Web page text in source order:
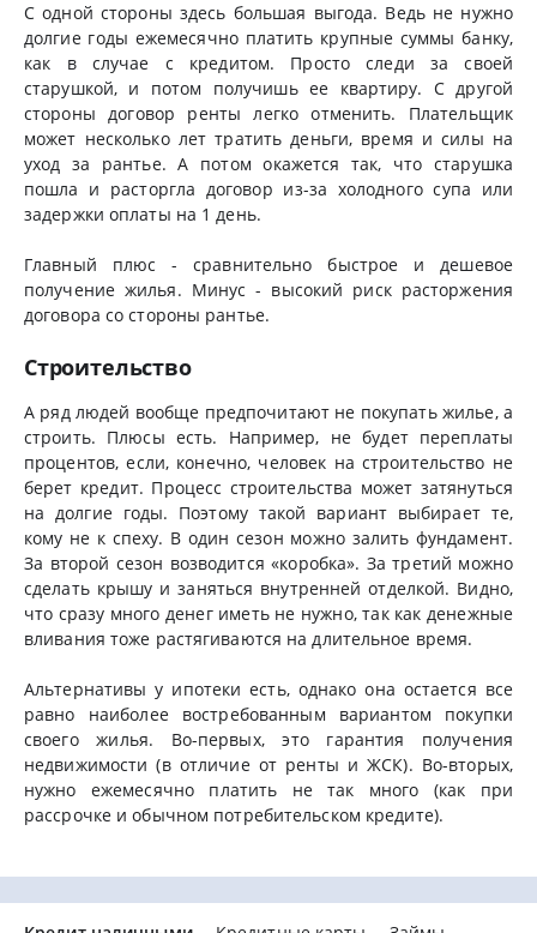
С одной стороны здесь большая выгода. Ведь не нужно
долгие годы ежемесячно платить крупные суммы банку,
как в случае с кредитом. Просто следи за своей
старушкой, и потом получишь ее квартиру. С другой
стороны договор ренты легко отменить. Плательщик
может несколько лет тратить деньги, время и силы на
уход за рантье. А потом окажется так, что старушка
пошла и расторгла договор из-за холодного супа или
задержки оплаты на 1 день.
Главный плюс - сравнительно быстрое и дешевое
получение жилья. Минус - высокий риск расторжения
договора со стороны рантье.
Строительство
А ряд людей вообще предпочитают не покупать жилье, а
строить. Плюсы есть. Например, не будет переплаты
процентов, если, конечно, человек на строительство не
берет кредит. Процесс строительства может затянуться
на долгие годы. Поэтому такой вариант выбирает те,
кому не к спеху. В один сезон можно залить фундамент.
За второй сезон возводится «коробка». За третий можно
сделать крышу и заняться внутренней отделкой. Видно,
что сразу много денег иметь не нужно, так как денежные
вливания тоже растягиваются на длительное время.
Альтернативы у ипотеки есть, однако она остается все
равно наиболее востребованным вариантом покупки
своего жилья. Во-первых, это гарантия получения
недвижимости (в отличие от ренты и ЖСК). Во-вторых,
нужно ежемесячно платить не так много (как при
рассрочке и обычном потребительском кредите).